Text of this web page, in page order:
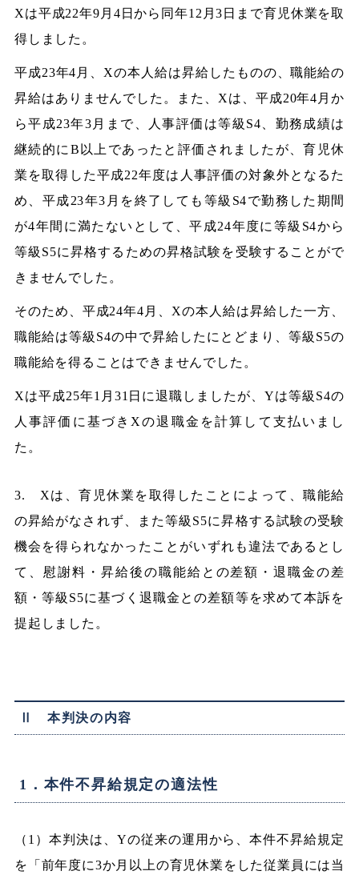
Xは平成22年9月4日から同年12月3日まで育児休業を取
得しました。
平成23年4月、Xの本人給は昇給したものの、職能給の
昇給はありませんでした。また、Xは、平成20年4月か
ら平成23年3月まで、人事評価は等級S4、勤務成績は
継続的にB以上であったと評価されましたが、育児休
業を取得した平成22年度は人事評価の対象外となるた
め、平成23年3月を終了しても等級S4で勤務した期間
が4年間に満たないとして、平成24年度に等級S4から
等級S5に昇格するための昇格試験を受験することがで
きませんでした。
そのため、平成24年4月、Xの本人給は昇給した一方、
職能給は等級S4の中で昇給したにとどまり、等級S5の
職能給を得ることはできませんでした。
Xは平成25年1月31日に退職しましたが、Yは等級S4の
人事評価に基づきXの退職金を計算して支払いまし
た。
3. Xは、育児休業を取得したことによって、職能給
の昇給がなされず、また等級S5に昇格する試験の受験
機会を得られなかったことがいずれも違法であるとし
て、慰謝料・昇給後の職能給との差額・退職金の差
額・等級S5に基づく退職金との差額等を求めて本訴を
提起しました。
Ⅱ 本判決の内容
1．本件不昇給規定の適法性
（1）本判決は、Yの従来の運用から、本件不昇給規定
を「前年度に3か月以上の育児休業をした従業員には当